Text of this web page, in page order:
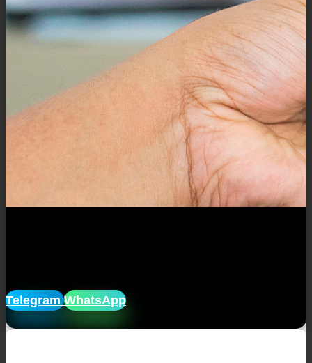
Telegram WhatsApp